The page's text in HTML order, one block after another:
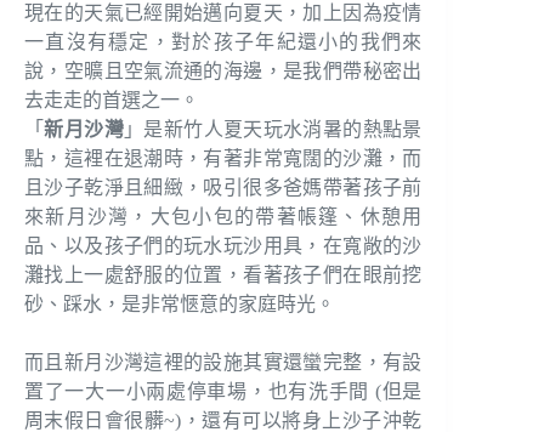
現在的天氣已經開始邁向夏天，加上因為疫情
一直沒有穩定，對於孩子年紀還小的我們來
說，空曠且空氣流通的海邊，是我們帶秘密出
去走走的首選之一。
「新月沙灣」是新竹人夏天玩水消暑的熱點景
點，這裡在退潮時，有著非常寬闊的沙灘，而
且沙子乾淨且細緻，吸引很多爸媽帶著孩子前
來新月沙灣，大包小包的帶著帳篷、休憩用
品、以及孩子們的玩水玩沙用具，在寬敞的沙
灘找上一處舒服的位置，看著孩子們在眼前挖
砂、踩水，是非常愜意的家庭時光。
而且新月沙灣這裡的設施其實還蠻完整，有設
置了一大一小兩處停車場，也有洗手間 (但是
周末假日會很髒~)，還有可以將身上沙子沖乾